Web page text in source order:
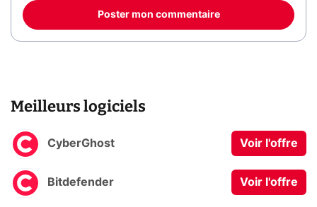
Poster mon commentaire
Meilleurs logiciels
CyberGhost Voir l'offre
Bitdefender Voir l'offre